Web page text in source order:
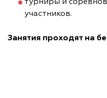
турниры и
участников.
Занятия проходят на